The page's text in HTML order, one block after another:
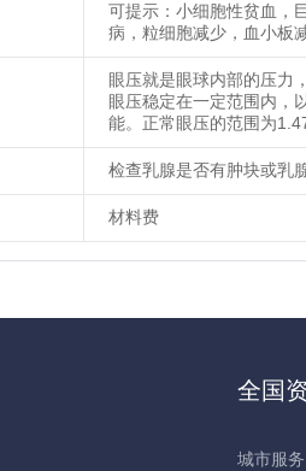
可提示：小细胞性贫血，
病，粒细胞减少，血小板
眼压就是眼球内部的压力
眼压稳定在一定范围内，
能。正常眼压的范围为
检查乳腺是否有肿块或乳
材料费
全国
城市服务